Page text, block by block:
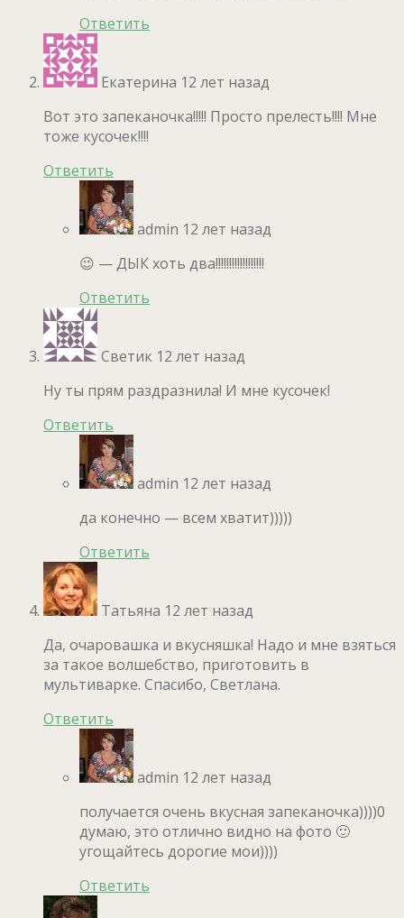
Ответить
Екатерина 12 лет назад
Вот это запеканочка!!!!! Просто прелесть!!!! Мне
тоже кусочек!!!!
Ответить
admin 12 лет назад
😉 — ДЫК хоть два!!!!!!!!!!!!!!!!!!
Ответить
Светик 12 лет назад
Ну ты прям раздразнила! И мне кусочек!
Ответить
admin 12 лет назад
да конечно — всем хватит)))))
Ответить
Татьяна 12 лет назад
Да, очаровашка и вкусняшка! Надо и мне взяться
за такое волшебство, приготовить в
мультиварке. Спасибо, Светлана.
Ответить
admin 12 лет назад
получается очень вкусная запеканочка))))0
думаю, это отлично видно на фото 🙂
угощайтесь дорогие мои))))
Ответить